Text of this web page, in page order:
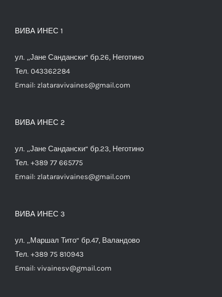
ВИВА ИНЕС 1
ул. „Јане Сандански“ бр.26, Неготино
Тел. 043362284
Email: zlataravivaines@gmail.com
ВИВА ИНЕС 2
ул. „Јане Сандански“ бр.23, Неготино
Тел. +389 77 665775
Email: zlataravivaines@gmail.com
ВИВА ИНЕС 3
ул. „Маршал Тито“ бр.47, Валандово
Тел. +389 75 810943
Email: vivainesv@gmail.com